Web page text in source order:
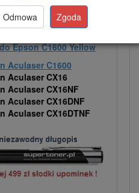
do Epson C1600 Cyan
Epson C1600
Epson C1600 Yellow
Aculaser C1600
Aculaser CX16
Aculaser CX16NF
Aculaser CX16DNF
Aculaser CX16DTNF
Odmowa Zgoda